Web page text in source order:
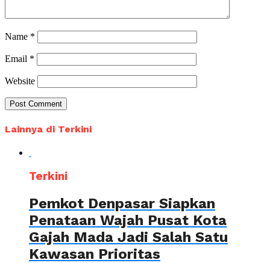
Name *
Email *
Website
Lainnya di Terkini
Terkini
Pemkot Denpasar Siapkan
Penataan Wajah Pusat Kota
Gajah Mada Jadi Salah Satu
Kawasan Prioritas